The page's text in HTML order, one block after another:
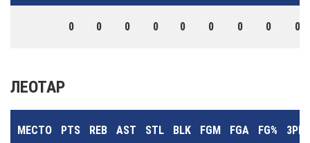
0 0 0 0 0 0 0 0 0
ЛЕОТАР
МЕСТО PTS REB AST STL BLK FGM FGA FG% 3PM